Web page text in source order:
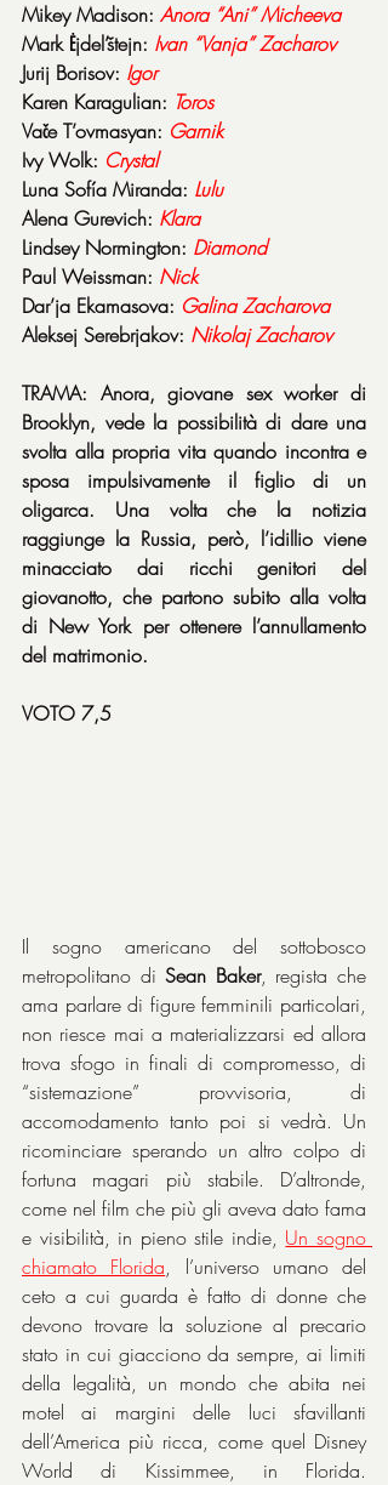
Mikey Madison: Anora “Ani” Micheeva
Mark Ėjdel’štejn: Ivan “Vanja” Zacharov
Jurij Borisov: Igor
Karen Karagulian: Toros
Vače T’ovmasyan: Garnik
Ivy Wolk: Crystal
Luna Sofía Miranda: Lulu
Alena Gurevich: Klara
Lindsey Normington: Diamond
Paul Weissman: Nick
Dar’ja Ekamasova: Galina Zacharova
Aleksej Serebrjakov: Nikolaj Zacharov
TRAMA: Anora, giovane sex worker di
Brooklyn, vede la possibilità di dare una
svolta alla propria vita quando incontra e
sposa impulsivamente il figlio di un
oligarca. Una volta che la notizia
raggiunge la Russia, però, l’idillio viene
minacciato dai ricchi genitori del
giovanotto, che partono subito alla volta
di New York per ottenere l’annullamento
del matrimonio.
VOTO 7,5
Il sogno americano del sottobosco
metropolitano di Sean Baker, regista che
ama parlare di figure femminili particolari,
non riesce mai a materializzarsi ed allora
trova sfogo in finali di compromesso, di
“sistemazione” provvisoria, di
accomodamento tanto poi si vedrà. Un
ricominciare sperando un altro colpo di
fortuna magari più stabile. D’altronde,
come nel film che più gli aveva dato fama
e visibilità, in pieno stile indie, Un sogno
chiamato Florida, l’universo umano del
ceto a cui guarda è fatto di donne che
devono trovare la soluzione al precario
stato in cui giacciono da sempre, ai limiti
della legalità, un mondo che abita nei
motel ai margini delle luci sfavillanti
dell’America più ricca, come quel Disney